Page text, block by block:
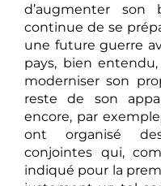
d’augmenter
continue de se
une future guerre
pays, bien
moderniser son
reste de son
encore, par
ont organisé
conjointes qui,
indiqué pour la